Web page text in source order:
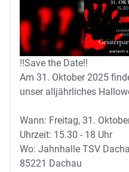
!!Save the Date!!
Am 31. Oktober 2025
unser alljährliches
Wann: Freitag, 31.
Uhrzeit: 15.30 - 18 Uhr
Wo: Jahnhalle TSV
85221 Dachau